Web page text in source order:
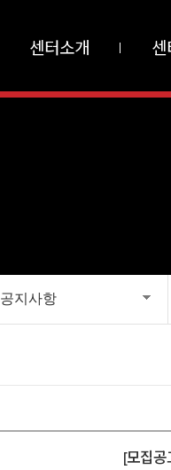
센터소개 센
공지사항
[모집공